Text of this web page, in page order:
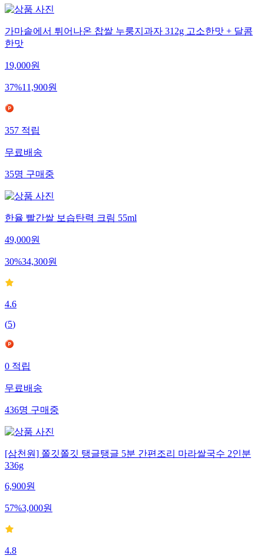
가마솥에서 튀어나온 찹쌀 누룽지과자 312g 고소한맛 + 달콤
한맛
19,000원
37%11,900원
357적립
무료배송
35명구매중
한율 빨간쌀 보습탄력 크림 55ml
49,000원
30%34,300원
4.6
(5)
0적립
무료배송
436명구매중
[삼천원] 쫄깃쫄깃 탱글탱글 5분 간편조리 마라쌀국수 2인분
336g
6,900원
57%3,000원
4.8